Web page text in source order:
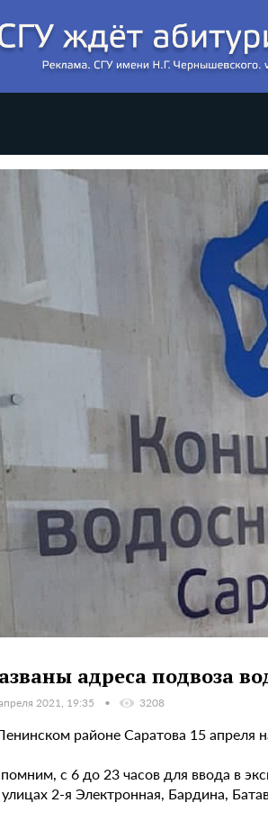
адреса подвоза
2021, 19:35 3208
районе Саратова 15 апреля
с 6 до 23 часов для ввода в
2-я Электронная, Бардина,